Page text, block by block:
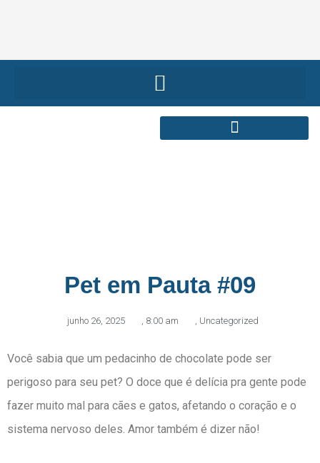
Pet em Pauta #09
junho 26, 2025 , 8:00 am , Uncategorized
Você sabia que um pedacinho de chocolate pode ser
perigoso para seu pet? O doce que é delícia pra gente pode
fazer muito mal para cães e gatos, afetando o coração e o
sistema nervoso deles. Amor também é dizer não!